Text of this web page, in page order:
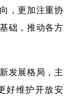
，更加注重协
础，推动各方
发展格局，主
好维护开放安